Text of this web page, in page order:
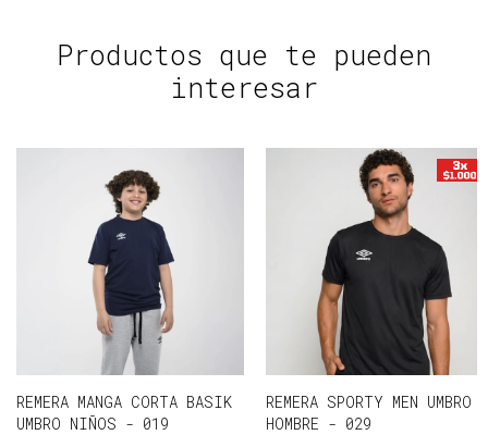
Productos que te pueden
interesar
REMERA MANGA CORTA BASIK
UMBRO NIÑOS - 019
REMERA SPORTY MEN UMBRO
HOMBRE - 029